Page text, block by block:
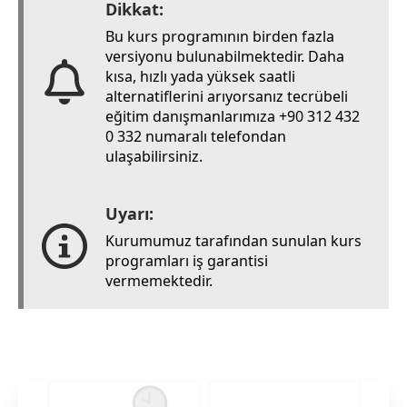
Dikkat:
Bu kurs programının birden fazla
versiyonu bulunabilmektedir. Daha
kısa, hızlı yada yüksek saatli
alternatiflerini arıyorsanız tecrübeli
eğitim danışmanlarımıza +90 312 432
0 332 numaralı telefondan
ulaşabilirsiniz.
Uyarı:
Kurumumuz tarafından sunulan kurs
programları iş garantisi
vermemektedir.